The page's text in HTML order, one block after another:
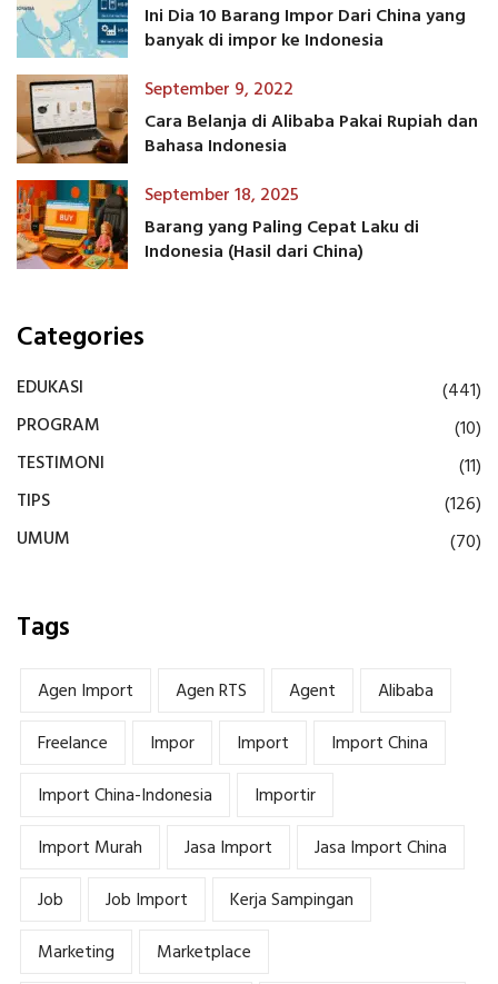
Ini Dia 10 Barang Impor Dari China yang
banyak di impor ke Indonesia
September 9, 2022
Cara Belanja di Alibaba Pakai Rupiah dan
Bahasa Indonesia
September 18, 2025
Barang yang Paling Cepat Laku di
Indonesia (Hasil dari China)
Categories
EDUKASI
(441)
PROGRAM
(10)
TESTIMONI
(11)
TIPS
(126)
UMUM
(70)
Tags
Agen Import Agen RTS Agent
Alibaba
Freelance
Impor Import
Import China
Import China-Indonesia
Importir
Import Murah
Jasa Import
Jasa Import China
Job
Job Import
Kerja Sampingan
Marketing
Marketplace